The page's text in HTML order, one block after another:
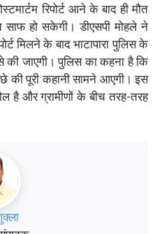
रिपोर्ट आने के बाद ही मौत
हो सकेगी। डीएसपी मोहले ने
मिलने के बाद भाटापारा पुलिस के
की जाएगी। पुलिस का कहना है कि
की पूरी कहानी सामने आएगी। इस
है और ग्रामीणों के बीच तरह-तरह